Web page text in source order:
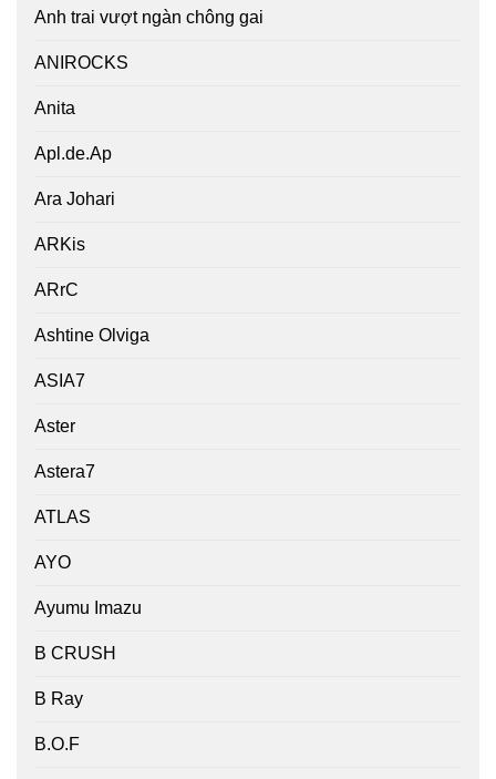
Anh trai vượt ngàn chông gai
ANIROCKS
Anita
Apl.de.Ap
Ara Johari
ARKis
ARrC
Ashtine Olviga
ASIA7
Aster
Astera7
ATLAS
AYO
Ayumu Imazu
B CRUSH
B Ray
B.O.F